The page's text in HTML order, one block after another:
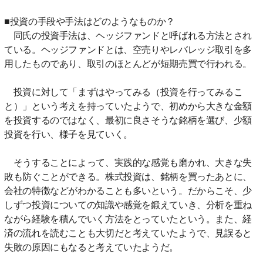
■投資の手段や手法はどのようなものか？
同氏の投資手法は、ヘッジファンドと呼ばれる方法とされ
ている。ヘッジファンドとは、空売りやレバレッジ取引を多
用したものであり、取引のほとんどが短期売買で行われる。
投資に対して「まずはやってみる（投資を行ってみるこ
と）」という考えを持っていたようで、初めから大きな金額
を投資するのではなく、最初に良さそうな銘柄を選び、少額
投資を行い、様子を見ていく。
そうすることによって、実践的な感覚も磨かれ、大きな失
敗も防ぐことができる。株式投資は、銘柄を買ったあとに、
会社の特徴などがわかることも多いという。だからこそ、少
しずつ投資についての知識や感覚を鍛えていき、分析を重ね
ながら経験を積んでいく方法をとっていたという。また、経
済の流れを読むことも大切だと考えていたようで、見誤ると
失敗の原因にもなると考えていたようだ。